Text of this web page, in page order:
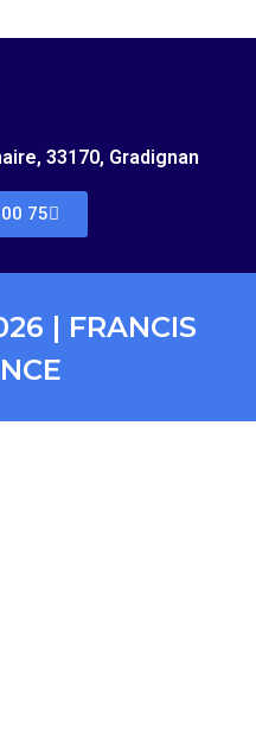
33170, Gradignan
75
| FRANCIS